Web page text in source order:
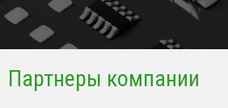
Партнеры компании